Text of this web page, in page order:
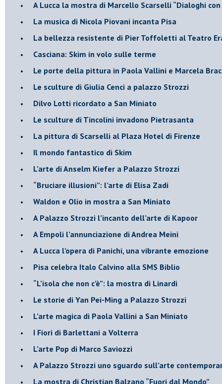
A Lucca la mostra di Marcello Scarselli “Dialoghi
​La musica di Nicola Piovani incanta Pisa
​La bellezza resistente di Pier Toffoletti al Teatro
​Casciana: Skim in volo sulle terme
​Le porte della pittura in Paola Vallini e Marcela
​Le sculture di Giulia Cenci a palazzo Strozzi
​Dilvo Lotti ricordato a San Miniato
​Le sculture di Tincolini invadono Pietrasanta
La pittura di Scarselli al Plaza Hotel di Firenze
​Il mondo fantastico di Skim
​L’arte di Anselm Kiefer a Palazzo Strozzi
​“Bruciare illusioni”: l’arte di Elisa Zadi
​Waldon e Olio in mostra a San Miniato
​A Palazzo Strozzi l’incanto dell’arte di Kapoor
​A Empoli l’annunciazione di Andrea Meini
A Lucca l’opera di Panichi, una vibrante emozione
Pisa celebra Italo Calvino alla SMS Biblio
“L’isola che non c’è”: la mostra di Linardi
​Le storie di Yan Pei-Ming a Palazzo Strozzi
​L’arte magica di Paola Vallini a San Miniato
​I Fiori di Barlettani a Volterra
​L’arte Pop di Marco Saviozzi
​A Palazzo Strozzi uno sguardo sull’arte
La mostra di Christian Balzano “Fuori dal Mondo”